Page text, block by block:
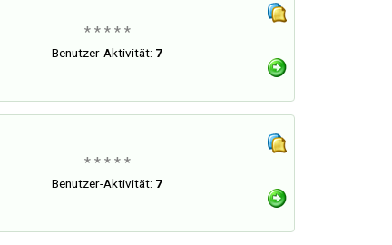
* * * * *
Benutzer-Aktivität: 7
* * * * *
Benutzer-Aktivität: 7